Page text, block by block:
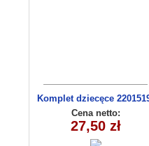
Komplet dziecęce
13(92-110m) 4szt
Cena netto:
27,50 zł